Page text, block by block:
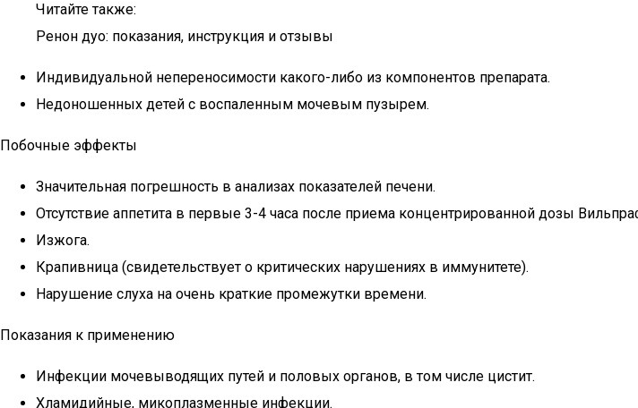
Читайте также:
Ренон дуо: показания, инструкция и отзывы
Индивидуальной непереносимости какого-либо из компонентов препарата.
Недоношенных детей с воспаленным мочевым пузырем.
Побочные эффекты
Значительная погрешность в анализах показателей печени.
Отсутствие аппетита в первые 3-4 часа после приема концентрированной дозы
Изжога.
Крапивница (свидетельствует о критических нарушениях в иммунитете).
Нарушение слуха на очень краткие промежутки времени.
Показания к применению
Инфекции мочевыводящих путей и половых органов, в том числе цистит.
Хламидийные, микоплазменные инфекции.